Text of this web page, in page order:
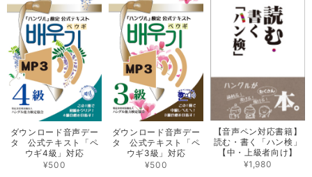
ダウンロード音声デー
タ 公式テキスト「ペ
ウギ4級」対応
¥500
ダウンロード音声デー
タ 公式テキスト「ペ
ウギ3級」対応
¥500
【音声ペン対応書籍】
読む・書く「ハン検」
【中・上級者向け】
¥1,980